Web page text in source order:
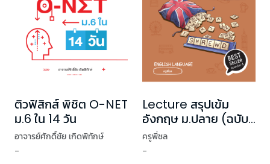
ติวฟิสิกส์ พิชิต O-NET
ม.6 ใน 14 วัน
อาจารย์ศักดิ์ชัย เกิดพิทักษ์
-
Lecture สรุปเข้ม
อังกฤษ ม.ปลาย (ฉบับ
ปรับปรุง)
ครูพี่ชล
-